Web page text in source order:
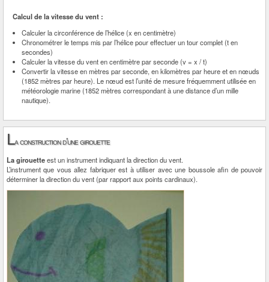
Calcul de la vitesse du vent :
Calculer la circonférence de l’hélice (x en centimètre)
Chronométrer le temps mis par l’hélice pour effectuer un tour complet (t en
secondes)
Calculer la vitesse du vent en centimètre par seconde (v = x / t)
Convertir la vitesse en mètres par seconde, en kilomètres par heure et en nœuds
(1852 mètres par heure). Le nœud est l’unité de mesure fréquemment utilisée en
météorologie marine (1852 mètres correspondant à une distance d’un mille
nautique).
La construction d’une girouette
La girouetteest un instrument indiquant la direction du vent.
L’instrument que vous allez fabriquer est à utiliser avec une boussole afin de pouvoir
déterminer la direction du vent (par rapport aux points cardinaux).